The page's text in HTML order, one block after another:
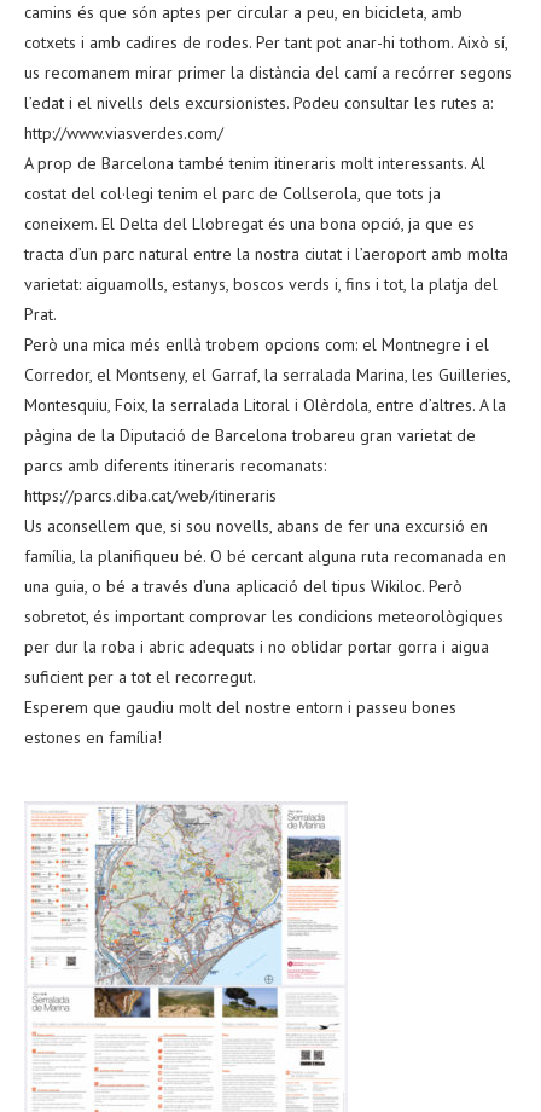
camins és que són aptes per circular a peu, en bicicleta, amb
cotxets i amb cadires de rodes. Per tant pot anar-hi tothom. Això sí,
us recomanem mirar primer la distància del camí a recórrer segons
l’edat i el nivells dels excursionistes. Podeu consultar les rutes a:
http://www.viasverdes.com/
A prop de Barcelona també tenim itineraris molt interessants. Al
costat del col·legi tenim el parc de Collserola, que tots ja
coneixem. El Delta del Llobregat és una bona opció, ja que es
tracta d’un parc natural entre la nostra ciutat i l’aeroport amb molta
varietat: aiguamolls, estanys, boscos verds i, fins i tot, la platja del
Prat.
Però una mica més enllà trobem opcions com: el Montnegre i el
Corredor, el Montseny, el Garraf, la serralada Marina, les Guilleries,
Montesquiu, Foix, la serralada Litoral i Olèrdola, entre d’altres. A la
pàgina de la Diputació de Barcelona trobareu gran varietat de
parcs amb diferents itineraris recomanats:
https://parcs.diba.cat/web/itineraris
Us aconsellem que, si sou novells, abans de fer una excursió en
família, la planifiqueu bé. O bé cercant alguna ruta recomanada en
una guia, o bé a través d’una aplicació del tipus Wikiloc. Però
sobretot, és important comprovar les condicions meteorològiques
per dur la roba i abric adequats i no oblidar portar gorra i aigua
suficient per a tot el recorregut.
Esperem que gaudiu molt del nostre entorn i passeu bones
estones en família!